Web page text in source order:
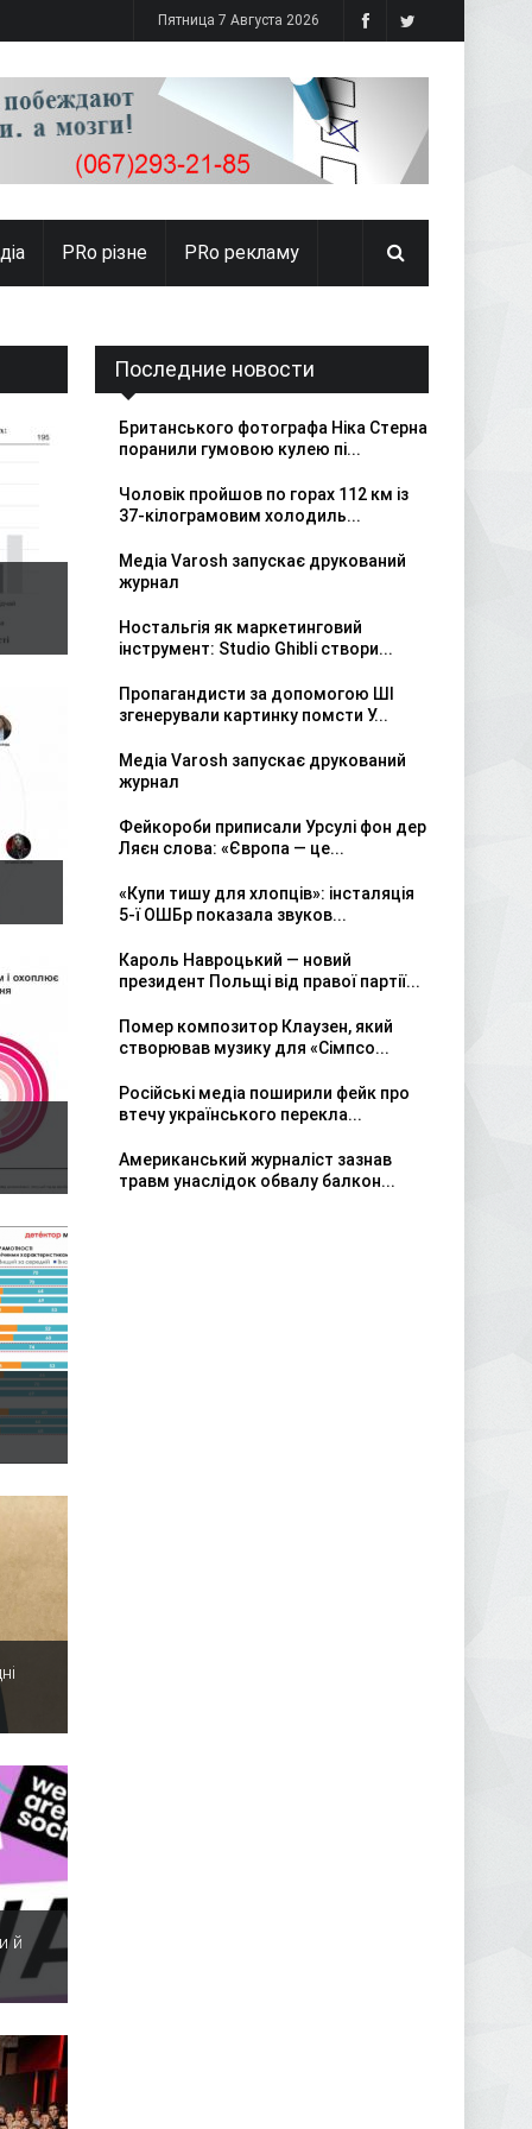
Пятница 7 Августа 2026
PRо різне PRo рекламу
й
Последние новости
Британського фотографа Ніка Стерна
поранили гумовою кулею пі...
Чоловік пройшов по горах 112 км із
37-кілограмовим холодиль...
Медіа Varosh запускає друкований
журнал
Ностальгія як маркетинговий
інструмент: Studio Ghibli створи...
Пропагандисти за допомогою ШІ
згенерували картинку помсти У...
Медіа Varosh запускає друкований
журнал
Фейкороби приписали Урсулі фон дер
Ляєн слова: «Європа — це...
«Купи тишу для хлопців»: інсталяція
5-ї ОШБр показала звуков...
Кароль Навроцький — новий
президент Польщі від правої партії...
Помер композитор Клаузен, який
створював музику для «Сімпсо...
Російські медіа поширили фейк про
втечу українського перекла...
Американський журналіст зазнав
травм унаслідок обвалу балкон...